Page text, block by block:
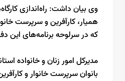
وی بیان داشت: راه‌اندازی
همیار، کارآفرین و سرپرست
که در سرلوحه برنامه‌های این
مدیرکل امور زنان و خانواده
بانوان سرپرست خانوار و